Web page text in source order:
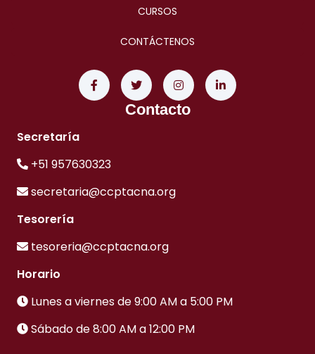
CURSOS
CONTÁCTENOS
Contacto
Secretaría
+51 957630323
secretaria@ccptacna.org
Tesorería
tesoreria@ccptacna.org
Horario
Lunes a viernes de 9:00 AM a 5:00 PM
Sábado de 8:00 AM a 12:00 PM